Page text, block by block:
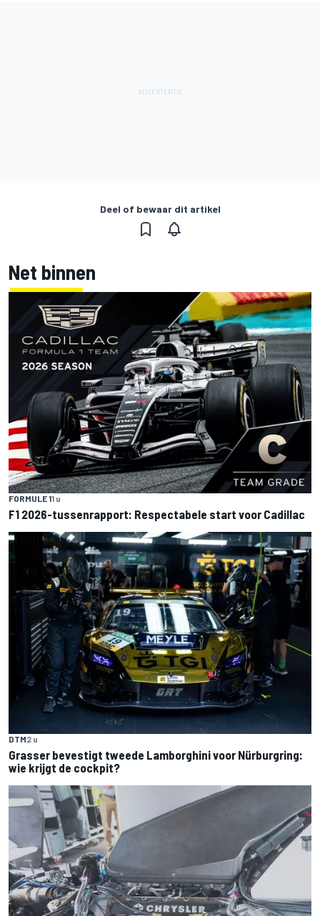
Deel of bewaar dit artikel
Net binnen
FORMULE 11 u
F1 2026-tussenrapport: Respectabele start voor Cadillac
DTM2 u
Grasser bevestigt tweede Lamborghini voor Nürburgring:
wie krijgt de cockpit?